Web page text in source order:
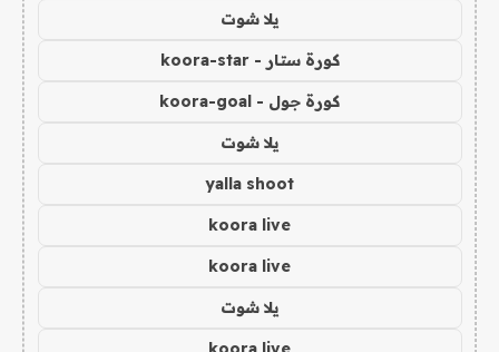
يلا شوت
كورة ستار - koora-star
كورة جول - koora-goal
يلا شوت
yalla shoot
koora live
koora live
يلا شوت